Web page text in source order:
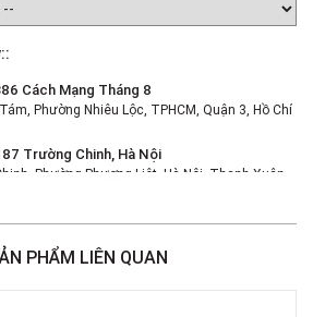
Cách Mạng Tháng 8
Phường Nhiêu Lộc, TPHCM, Quận 3, Hồ Chí
Trường Chinh, Hà Nội
Phường Phương Liệt, Hà Nội, Thanh Xuân ,
Hào Nam
Mall
PHẨM LIÊN QUAN